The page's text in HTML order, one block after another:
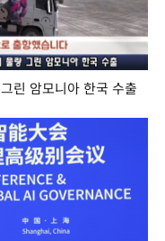
린 암모니아 한국 수출